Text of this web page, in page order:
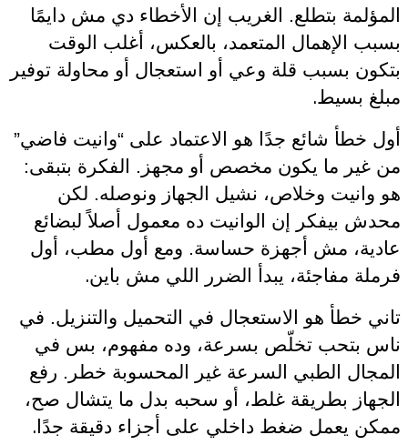
المؤلمة بتطلع. الغريب إن الأخطاء دي مش دايمًا
بسبب الإهمال المتعمد، بالعكس، أغلب الوقت
بتكون بسبب قلة وعي أو استعجال أو محاولة توفير
مبلغ بسيط.
أول خطأ شائع جدًا هو الاعتماد على “وانيت فاضي”
من غير ما يكون مخصص أو مجهز. الفكرة بتبقى:
هو وانيت وخلاص، نشيل الجهاز ونوصله. لكن
محدش بيفكر إن الوانيت ده معمول أصلاً لبضائع
عادية، مش أجهزة حساسة. ومع أول مطب، أول
فرملة مفاجئة، يبدأ الضرر اللي مش باين.
تاني خطأ هو الاستعجال في التحميل والتنزيل. في
ناس بتحب تخلّص بسرعة، وده مفهوم، بس في
المجال الطبي السرعة غير المحسوبة خطر. رفع
الجهاز بطريقة غلط، أو سحبه بدل ما يتشال صح،
ممكن يعمل ضغط داخلي على أجزاء دقيقة جدًا .